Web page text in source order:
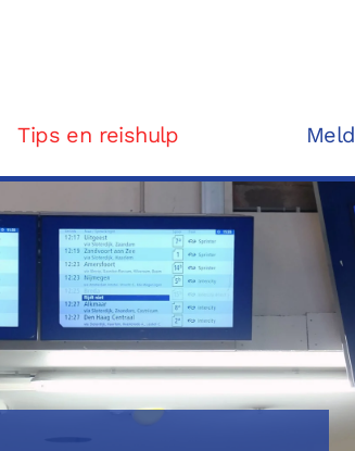
Tips en reishulp